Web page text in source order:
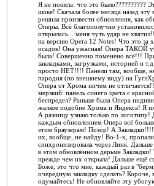
Я не поняла: что это было??????????
шоке! Скачала более месяца назад
решила произвести обновления, как
Оперы. Всё благополучно
открылась... меня чуть удар не
на версию Opera 12 Notes! Что это за
осадок! Она ужасная! Опера ТАКОЙ
была! Совершенно поменено всё!!!
закладками, загрузками, историей и
просто НЕТ!!!! Панели там, вообще,
пародия (по внешнему виду) на
Опера от Хрома ничем не
мерзкий: панель синего цвета с
беспредел? Раньше была Опера
жалкое подобие Хрома и Яндекса! Я
А разницу узнаю только по
каждым обновлением Опера всё
этим браузерам! Позор! А
их, вообще, не найду! Во-1-х, пропали
синхронизировала через Линк.
в этом обновлённом дерьме Закладки!
прежде чем их открыла! Дальше ещё
Боже, это что мне, каждый раз в
очередную закладку сделать?
одумайтесь! Не обновляйте эту